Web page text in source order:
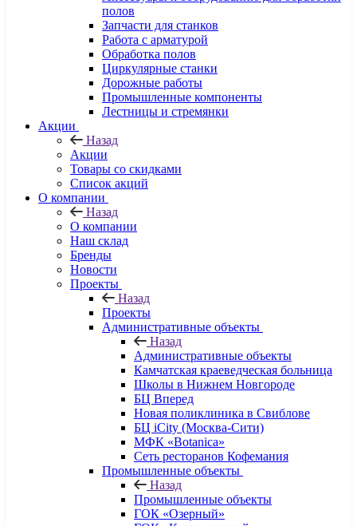
полов
Запчасти для станков
Работа с арматурой
Обработка полов
Циркулярные станки
Дорожные работы
Промышленные компоненты
Лестницы и стремянки
Акции
Назад
Акции
Товары со скидками
Список акций
О компании
Назад
О компании
Наш склад
Бренды
Новости
Проекты
Назад
Проекты
Административные объекты
Назад
Административные объекты
Камчатская краеведческая больница
Школы в Нижнем Новгороде
БЦ Вперед
Новая поликлиника в Свиблове
БЦ iCity (Москва-Сити)
МФК «Botanica»
Сеть ресторанов Кофемания
Промышленные объекты
Назад
Промышленные объекты
ГОК «Озерный»